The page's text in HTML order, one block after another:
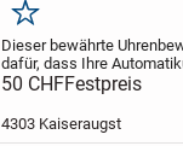
Merken
Dieser bewährte
dafür, dass Ihre
ihrer Freizeit immer schön
Dieses Gerät wird
Grösse UM2 betrieben
fast ein...
50 CHFFestpreis
4303 Kaiseraugst